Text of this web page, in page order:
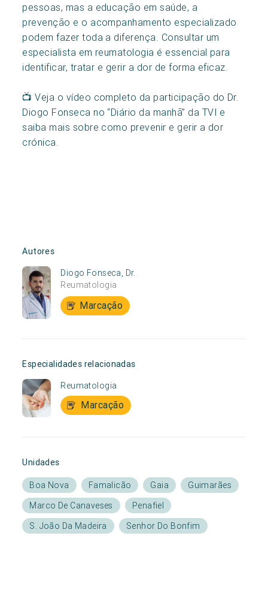
pessoas, mas a educação em saúde, a
prevenção e o acompanhamento especializado
podem fazer toda a diferença. Consultar um
especialista em reumatologia é essencial para
identificar, tratar e gerir a dor de forma eficaz.
📺 Veja o vídeo completo da participação do Dr.
Diogo Fonseca no “Diário da manhã” da TVI e
saiba mais sobre como prevenir e gerir a dor
crónica.
Autores
Diogo Fonseca, Dr.
Reumatologia
Marcação
Especialidades relacionadas
Reumatologia
Marcação
Unidades
Boa Nova Famalicão Gaia
Guimarães
Marco De Canaveses
Penafiel
S. João Da Madeira
Senhor Do Bonfim